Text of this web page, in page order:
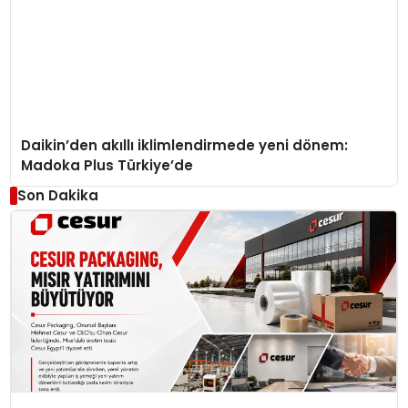
Daikin’den akıllı iklimlendirmede yeni dönem:
Madoka Plus Türkiye’de
Son Dakika